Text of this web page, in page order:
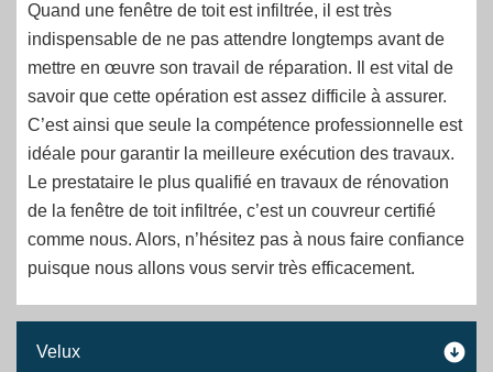
Quand une fenêtre de toit est infiltrée, il est très
indispensable de ne pas attendre longtemps avant de
mettre en œuvre son travail de réparation. Il est vital de
savoir que cette opération est assez difficile à assurer.
C’est ainsi que seule la compétence professionnelle est
idéale pour garantir la meilleure exécution des travaux.
Le prestataire le plus qualifié en travaux de rénovation
de la fenêtre de toit infiltrée, c’est un couvreur certifié
comme nous. Alors, n’hésitez pas à nous faire confiance
puisque nous allons vous servir très efficacement.
Velux